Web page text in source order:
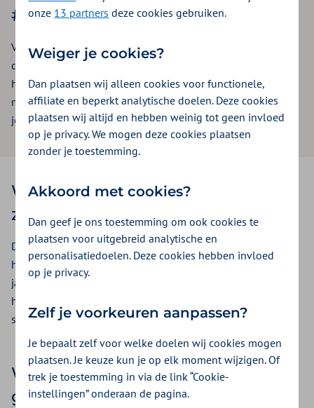
#ohzitdatzo!
Voor steeds meer ernstige en zeldzame aandoeningen zijn
dure ziekenhuisgeneesmiddelen beschikbaar. Dat geeft
hoop, maar roept ook vragen op. Wie betaalt deze
medicijnen? Worden ze vergoed? En wat betekent dat voor
jou als verzekerde? We leggen het je uit.
Wat zijn dure
ziekenhuisgeneesmiddelen?
Dat zijn medicijnen die nodig zijn voor een behandeling in
het ziekenhuis en die per patiënt minimaal 1.000 euro per
jaar kosten. Soms kunnen de kosten oplopen tot
honderdduizenden euro’s per behandeling, bijvoorbeeld bij
sommige kanker-, enzym- of gentherapieën.
Wie betaalt deze
geneesmiddelen?
onze 13 partners deze cookies gebruiken.
Weiger je cookies?
Dan plaatsen wij alleen cookies voor functionele,
affiliate en beperkt analytische doelen. Deze cookies
plaatsen wij altijd en hebben weinig tot geen invloed
op je privacy. We mogen deze cookies plaatsen
zonder je toestemming.
Akkoord met cookies?
Dan geef je ons toestemming om ook cookies te
plaatsen voor uitgebreid analytische en
personalisatiedoelen. Deze cookies hebben invloed
op je privacy.
Zelf je voorkeuren aanpassen?
Je bepaalt zelf voor welke doelen wij cookies mogen
plaatsen. Je keuze kun je op elk moment wijzigen. Of
trek je toestemming in via de link “Cookie-
instellingen” onderaan de pagina.